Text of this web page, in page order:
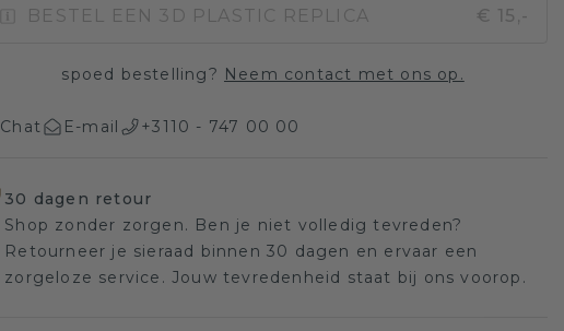
BESTEL EEN 3D PLASTIC REPLICA € 15,-
spoed bestelling? Neem contact met ons op.
Chat E-mail +3110 - 747 00 00
30 dagen retour
Shop zonder zorgen. Ben je niet volledig tevreden?
Retourneer je sieraad binnen 30 dagen en ervaar een
zorgeloze service. Jouw tevredenheid staat bij ons voorop.